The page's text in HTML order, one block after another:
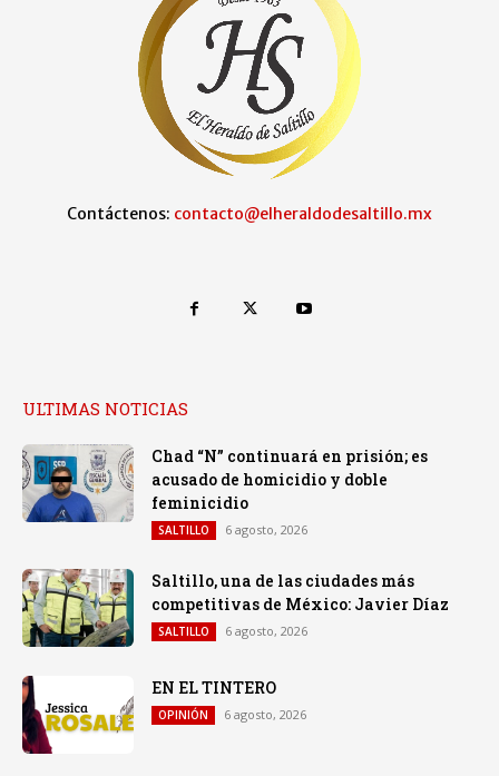
Contáctenos: contacto@elheraldodesaltillo.mx
ULTIMAS NOTICIAS
Chad “N” continuará en prisión; es
acusado de homicidio y doble
feminicidio
SALTILLO 6 agosto, 2026
Saltillo, una de las ciudades más
competitivas de México: Javier Díaz
SALTILLO 6 agosto, 2026
EN EL TINTERO
OPINIÓN 6 agosto, 2026